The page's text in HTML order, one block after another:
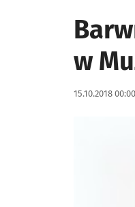
w
Data publikacji:
15.10.2018